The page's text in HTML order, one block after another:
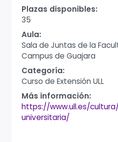
Plazas disponibles:
35
Aula:
Sala de Juntas de la
Campus de Guajara
Categoría:
Curso de Extensión ULL
Más información:
https://www.ull.es/
universitaria/